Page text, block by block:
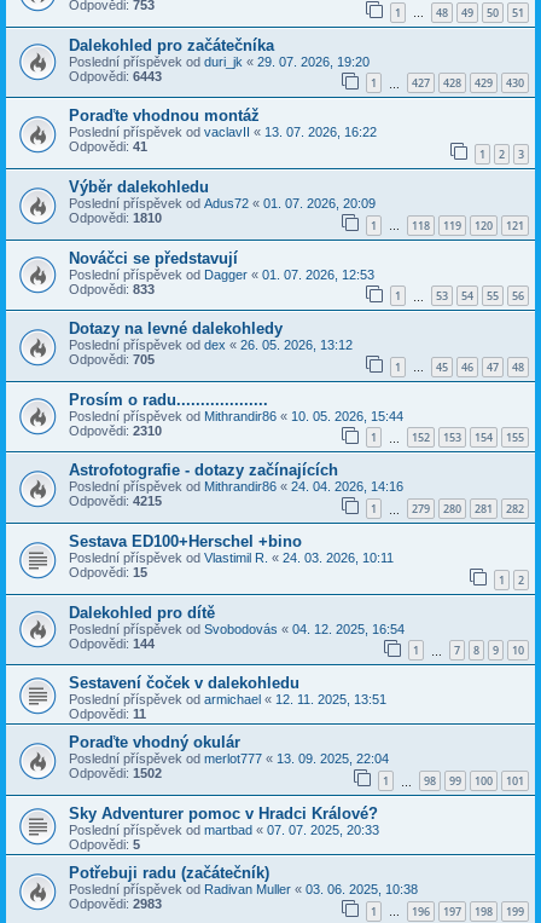
Odpovědi: 753 1 … 48 49 50 51
Dalekohled pro začátečníka
Poslední příspěvek od duri_jk « 29. 07. 2026, 19:20
Odpovědi: 6443 1 427 428 429 430
Poraďte vhodnou montáž
Poslední příspěvek od vaclavII « 13. 07. 2026, 16:22
Odpovědi: 41 1 2 3
Výběr dalekohledu
Poslední příspěvek od Adus72 « 01. 07. 2026, 20:09
Odpovědi: 1810 1 … 118 119 120 121
Nováčci se představují
Poslední příspěvek od Dagger « 01. 07. 2026, 12:53
Odpovědi: 833 1 53 54 55 56
Dotazy na levné dalekohledy
Poslední příspěvek od dex « 26. 05. 2026, 13:12
Odpovědi: 705 1 … 45 46 47 48
Prosím o radu...................
Poslední příspěvek od Mithrandir86 « 10. 05. 2026, 15:44
Odpovědi: 2310 1 152 153 154 155
Astrofotografie - dotazy začínajících
Poslední příspěvek od Mithrandir86 « 24. 04. 2026, 14:16
Odpovědi: 4215 1 279 280 281 282
Sestava ED100+Herschel +bino
Poslední příspěvek od Vlastimil R. « 24. 03. 2026, 10:11
Odpovědi: 15 1 2
Dalekohled pro dítě
Poslední příspěvek od Svobodovás « 04. 12. 2025, 16:54
Odpovědi: 144 1 7 8 9 10
Sestavení čoček v dalekohledu
Poslední příspěvek od armichael « 12. 11. 2025, 13:51
Odpovědi: 11
Poraďte vhodný okulár
Poslední příspěvek od merlot777 « 13. 09. 2025, 22:04
Odpovědi: 1502 1 98 99 100 101
Sky Adventurer pomoc v Hradci Králové?
Poslední příspěvek od martbad « 07. 07. 2025, 20:33
Odpovědi: 5
Potřebuji radu (začátečník)
Poslední příspěvek od Radivan Muller « 03. 06. 2025, 10:38
Odpovědi: 2983 1 … 196 197 198 199